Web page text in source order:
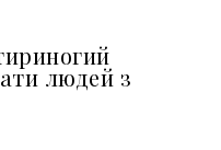
людей з